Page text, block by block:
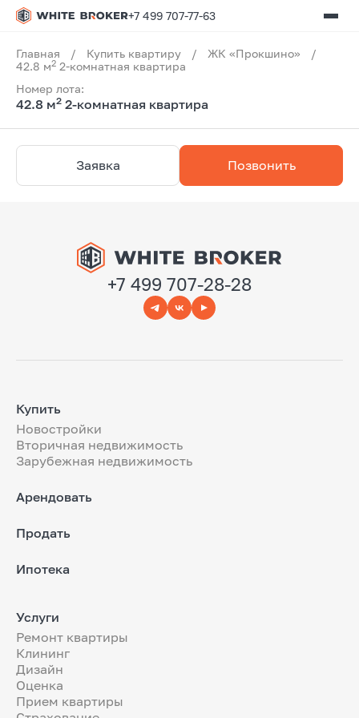
+7 499 707-77-63
Главная / Купить квартиру / ЖК «Прокшино»
/
42.8 м2 2-комнатная квартира
Номер лота:
42.8 м2 2-комнатная квартира
Заявка Позвонить
+7 499 707-28-28
Купить
Новостройки
Вторичная недвижимость
Зарубежная недвижимость
Арендовать
Продать
Ипотека
Услуги
Ремонт квартиры
Клининг
Дизайн
Оценка
Прием квартиры